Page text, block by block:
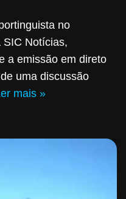
no
SIC Notícias,
a emissão em direto
uma discussão
mais »